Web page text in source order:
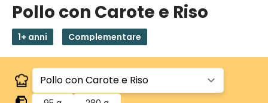
Pollo con Carote e Riso
1+ anni Complementare